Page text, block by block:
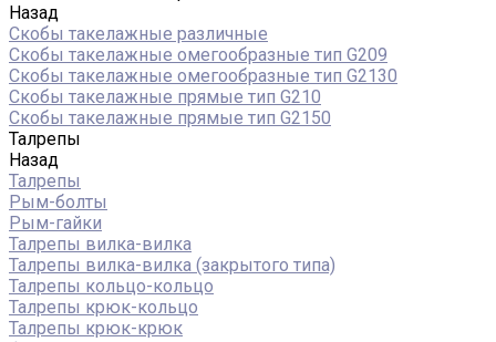
Назад
Скобы такелажные различные
Скобы такелажные омегообразные тип G209
Скобы такелажные омегообразные тип G2130
Скобы такелажные прямые тип G210
Скобы такелажные прямые тип G2150
Талрепы
Назад
Талрепы
Рым-болты
Рым-гайки
Талрепы вилка-вилка
Талрепы вилка-вилка (закрытого типа)
Талрепы кольцо-кольцо
Талрепы крюк-кольцо
Талрепы крюк-крюк